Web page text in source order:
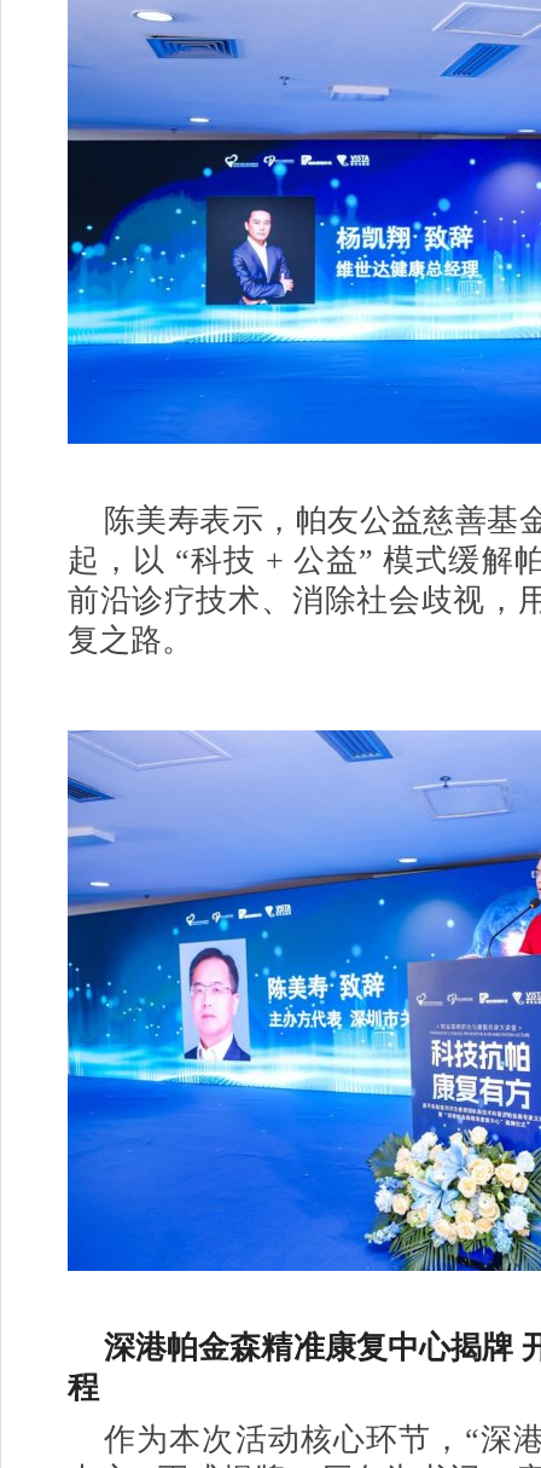
陈美寿表示，帕友公益慈善基
起，以 “科技 + 公益” 模式缓解
前沿诊疗技术、消除社会歧视，
复之路。
深港帕金森精准康复中心揭牌
程
作为本次活动核心环节，“深